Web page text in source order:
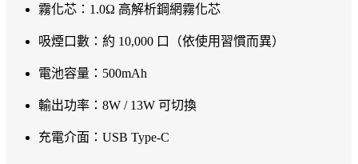
霧化芯：1.0Ω 高解析鋼網霧化芯
吸煙口數：約 10,000 口（依使用習慣而異）
電池容量：500mAh
輸出功率：8W / 13W 可切換
充電介面：USB Type-C